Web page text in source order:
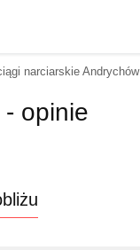
narciarskie Andrychów
opinie